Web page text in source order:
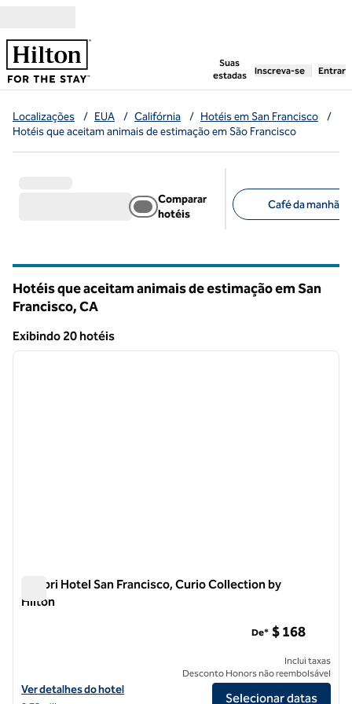
Suas
estadas
, abre uma nova
Inscreva-se Entrar
Localizações / EUA / Califórnia / Hotéis em San Francisco
/
Hotéis que aceitam animais de estimação em São Francisco
Comparar
hotéis
Café da manhã
Hotéis que aceitam animais de estimação em San
Francisco,CA
Exibindo 20 hotéis
Exibindo 20 hotéis
1 de 12
Timbri Hotel San Francisco, Curio Collection by
Hilton
Exibir detalhes do hotel Timbri Hotel San Francisco, Curio Collection
Ver detalhes do hotel
De* $ 168
Inclui taxas
Desconto Honors não reembolsável
Selecionar datas